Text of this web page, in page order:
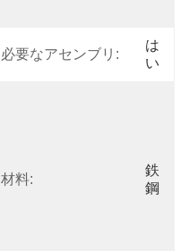
必要なアセンブリ:
は
い
材料:
鉄
鋼